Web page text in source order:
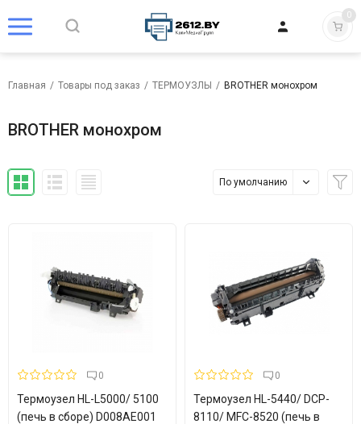
0
Главная / Товары под заказ / ТЕРМОУЗЛЫ / BROTHER монохром
BROTHER монохром
По умолчанию
0
Термоузел HL-L5000/ 5100
(печь в сборе) D008AE001
0
Термоузел HL-5440/ DCP-
8110/ MFC-8520 (печь в